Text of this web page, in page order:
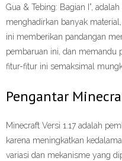
Gua & Tebing: Bagian I”,
menghadirkan banyak
ini memberikan pandangan
pembaruan ini, dan memandu
fitur-fitur ini semaksimal
Pengantar
Minecraft Versi 1.17 adalah
karena meningkatkan
variasi dan mekanisme yang